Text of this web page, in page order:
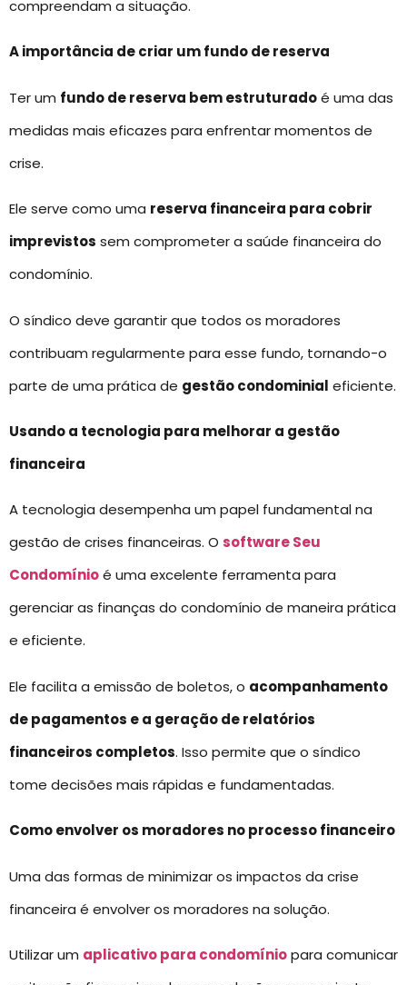
compreendam a situação.
A importância de criar um fundo de reserva
Ter um fundo de reserva bem estruturadoé uma das
medidas mais eficazes para enfrentar momentos de
crise.
Ele serve como uma reserva financeira para cobrir
imprevistos sem comprometer a saúde financeira do
condomínio.
O síndico deve garantir que todos os moradores
contribuam regularmente para esse fundo, tornando-o
parte de uma prática de gestão condominial eficiente.
Usando a tecnologia para melhorar a gestão
financeira
A tecnologia desempenha um papel fundamental na
gestão de crises financeiras. O software Seu
Condomínioé uma excelente ferramenta para
gerenciar as finanças do condomínio de maneira prática
e eficiente.
Ele facilita a emissão de boletos, o acompanhamento
de pagamentos e a geração de relatórios
financeiros completos. Isso permite que o síndico
tome decisões mais rápidas e fundamentadas.
Como envolver os moradores no processo financeiro
Uma das formas de minimizar os impactos da crise
financeira é envolver os moradores na solução.
Utilizar um aplicativo para condomíniopara comunicar